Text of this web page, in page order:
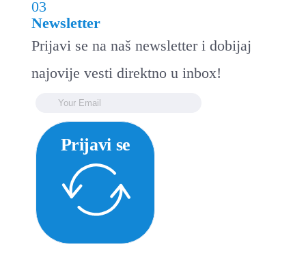
03
Newsletter
Prijavi se na naš newsletter i dobijaj
najovije vesti direktno u inbox!
Prijavi se